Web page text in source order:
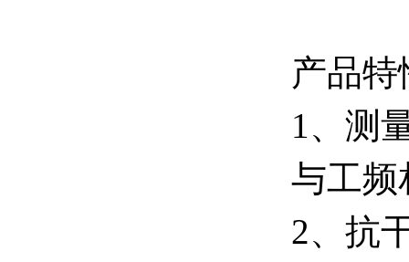
产品特
1、测
与工频
2、抗